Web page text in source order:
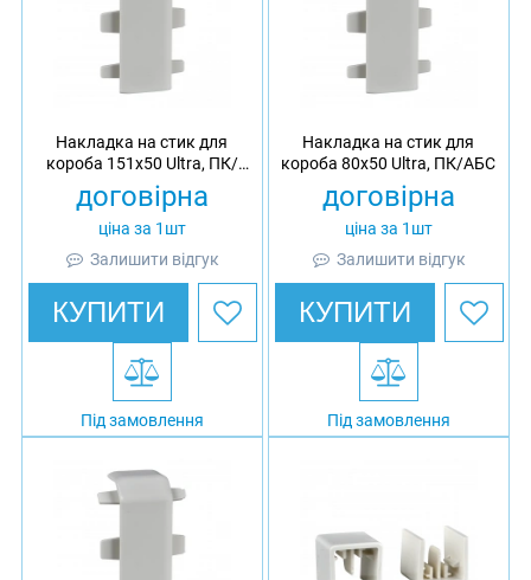
Накладка на стик для
короба 151х50 Ultra, ПК/
АБС
договірна
ціна за 1шт
Залишити відгук
КУПИТИ
Під замовлення
Накладка на стик для
короба 80х50 Ultra, ПК/АБС
договірна
ціна за 1шт
Залишити відгук
КУПИТИ
Під замовлення